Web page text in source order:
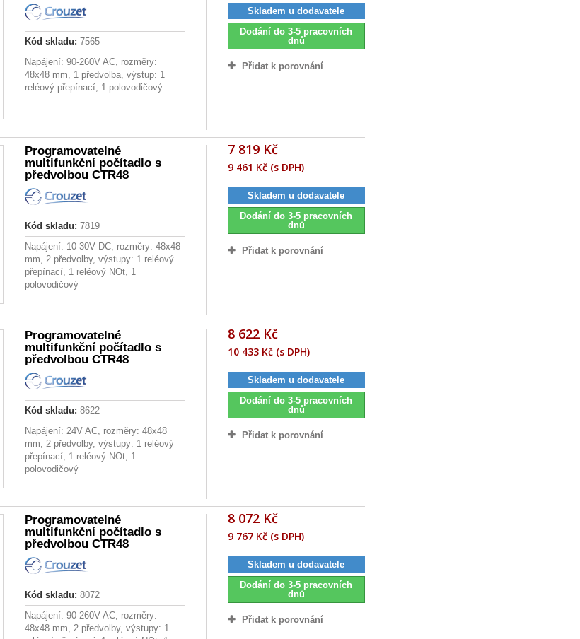
Kód skladu: 7565
Napájení: 90-260V AC, rozměry:
48x48 mm, 1 předvolba, výstup: 1
reléový přepínací, 1 polovodičový
Skladem u dodavatele
Dodání do 3-5 pracovních
dnů
Přidat k porovnání
Programovatelné
multifunkční počítadlo s
předvolbou CTR48
Kód skladu: 7819
Napájení: 10-30V DC, rozměry: 48x48
mm, 2 předvolby, výstupy: 1 reléový
přepínací, 1 reléový NOt, 1
polovodičový
7 819 Kč
9 461 Kč (s DPH)
Skladem u dodavatele
Dodání do 3-5 pracovních
dnů
Přidat k porovnání
Programovatelné
multifunkční počítadlo s
předvolbou CTR48
Kód skladu: 8622
Napájení: 24V AC, rozměry: 48x48
mm, 2 předvolby, výstupy: 1 reléový
přepínací, 1 reléový NOt, 1
polovodičový
8 622 Kč
10 433 Kč (s DPH)
Skladem u dodavatele
Dodání do 3-5 pracovních
dnů
Přidat k porovnání
Programovatelné
multifunkční počítadlo s
předvolbou CTR48
Kód skladu: 8072
Napájení: 90-260V AC, rozměry:
48x48 mm, 2 předvolby, výstupy: 1
8 072 Kč
9 767 Kč (s DPH)
Skladem u dodavatele
Dodání do 3-5 pracovních
dnů
Přidat k porovnání